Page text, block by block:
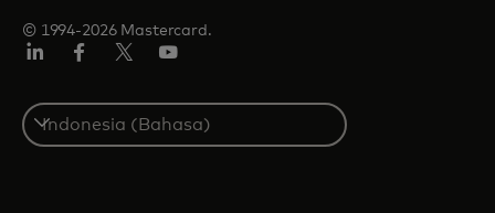
© 1994-2026 Mastercard.
Select
a
country